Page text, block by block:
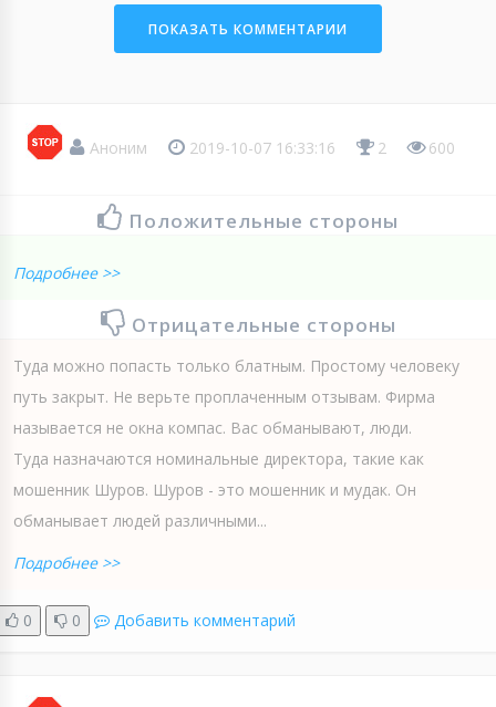
ПОКАЗАТЬ КОММЕНТАРИИ
Аноним 2019-10-07 16:33:16 2 600
Положительные стороны
Подробнее >>
Отрицательные стороны
Туда можно попасть только блатным. Простому человеку
путь закрыт. Не верьте проплаченным отзывам. Фирма
называется не окна компас. Вас обманывают, люди.
Туда назначаются номинальные директора, такие как
мошенник Шуров. Шуров - это мошенник и мудак. Он
обманывает людей различными...
Подробнее >>
0 0 Добавить комментарий